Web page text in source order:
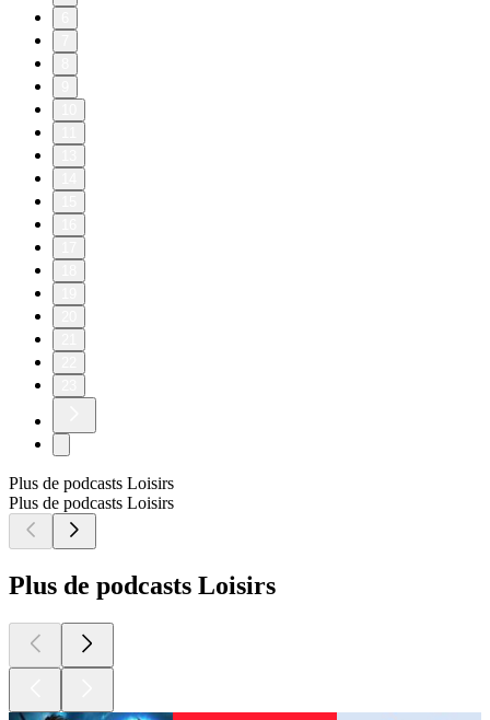
Plus de podcasts Loisirs
Plus de podcasts Loisirs
Plus de podcasts Loisirs